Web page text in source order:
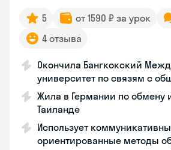
5 от 1590 ₽ за урок
4 отзыва
Окончила Бангкокский
университет по связям с
Жила в Германии по обмену
Таиланде
Использует
ориентированные методы